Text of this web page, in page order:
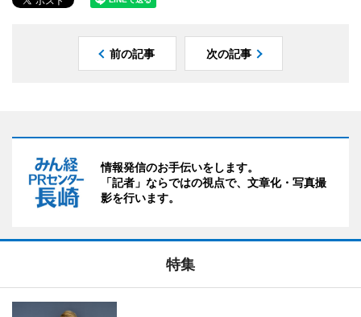
前の記事 次の記事
情報発信のお手伝いをします。
「記者」ならではの視点で、文章化・写真撮
影を行います。
特集